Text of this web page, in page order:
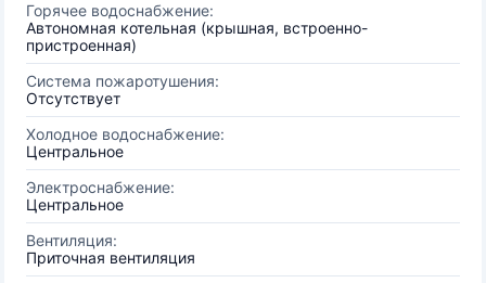
Горячее водоснабжение:
Автономная котельная (крышная, встроенно-
пристроенная)
Система пожаротушения:
Отсутствует
Холодное водоснабжение:
Центральное
Электроснабжение:
Центральное
Вентиляция:
Приточная вентиляция